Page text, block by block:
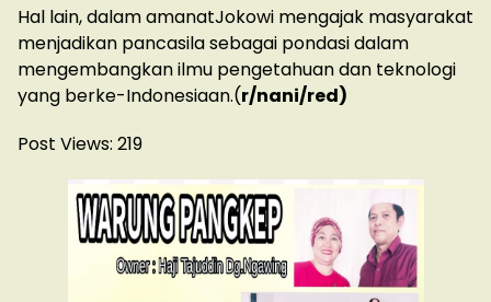
Hal lain, dalam amanatJokowi mengajak masyarakat
menjadikan pancasila sebagai pondasi dalam
mengembangkan ilmu pengetahuan dan teknologi
yang berke-Indonesiaan.(r/nani/red)
Post Views: 219